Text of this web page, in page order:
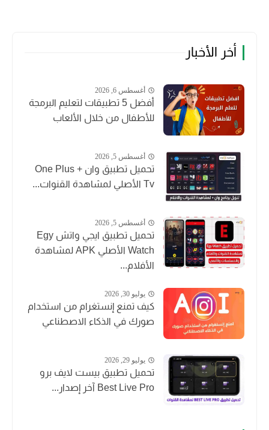
أخر الأخبار
أغسطس 6, 2026
أفضل 5 تطبيقات لتعليم البرمجة
للأطفال من خلال الألعاب
أغسطس 5, 2026
تحميل تطبيق وان + One Plus
Tv الأصلي لمشاهدة القنوات...
أغسطس 5, 2026
تحميل تطبيق ايجي واتش Egy
Watch الأصلي APK لمشاهدة
الأفلام...
يوليو 30, 2026
كيف تمنع إنستغرام من استخدام
صورك في الذكاء الاصطناعي
يوليو 29, 2026
تحميل تطبيق بيست لايف برو
Best Live Pro آخر إصدار...